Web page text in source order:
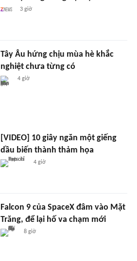
3 giờ
Tây Âu hứng chịu mùa hè khắc
nghiệt chưa từng có
4 giờ
[VIDEO] 10 giây ngăn một giếng
dầu biến thành thảm họa
4 giờ
Falcon 9 của SpaceX đâm vào Mặt
Trăng, để lại hố va chạm mới
8 giờ